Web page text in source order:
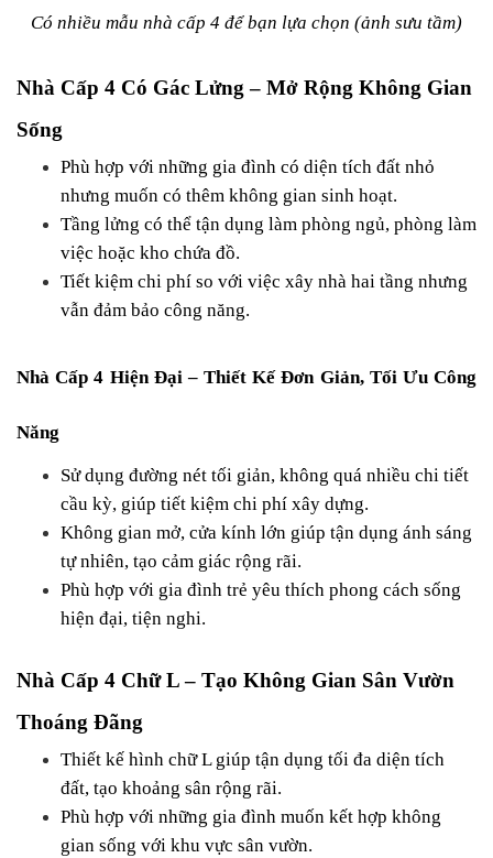
Có nhiều mẫu nhà cấp 4 để bạn lựa chọn (ảnh sưu tầm)
Nhà Cấp 4 Có Gác Lửng – Mở Rộng Không Gian
Sống
Phù hợp với những gia đình có diện tích đất nhỏ
nhưng muốn có thêm không gian sinh hoạt.
Tầng lửng có thể tận dụng làm phòng ngủ, phòng làm
việc hoặc kho chứa đồ.
Tiết kiệm chi phí so với việc xây nhà hai tầng nhưng
vẫn đảm bảo công năng.
Nhà Cấp 4 Hiện Đại – Thiết Kế Đơn Giản, Tối Ưu Công
Năng
Sử dụng đường nét tối giản, không quá nhiều chi tiết
cầu kỳ, giúp tiết kiệm chi phí xây dựng.
Không gian mở, cửa kính lớn giúp tận dụng ánh sáng
tự nhiên, tạo cảm giác rộng rãi.
Phù hợp với gia đình trẻ yêu thích phong cách sống
hiện đại, tiện nghi.
Nhà Cấp 4 Chữ L – Tạo Không Gian Sân Vườn
Thoáng Đãng
Thiết kế hình chữ L giúp tận dụng tối đa diện tích
đất, tạo khoảng sân rộng rãi.
Phù hợp với những gia đình muốn kết hợp không
gian sống với khu vực sân vườn.